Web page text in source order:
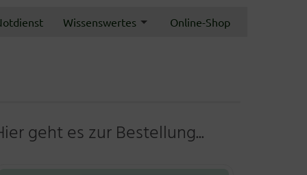
Wissenswertes Online-Shop
geht es zur Bestellung...